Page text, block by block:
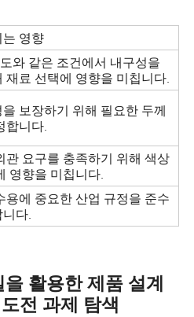
영향
와 같은 조건에서 내구성을
재료 선택에 영향을 미칩니다.
보장하기 위해 필요한 두께
합니다.
관 요구를 충족하기 위해 색상
영향을 미칩니다.
용에 중요한 산업 규정을 준수
다.
활용한 제품 설계
전 과제 탐색